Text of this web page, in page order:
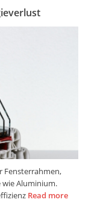
Fensterrahmen,
wie Aluminium.
Read more